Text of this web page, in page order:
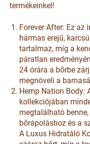
termékeinkel!
Forever After: Ez az
hármas erejű,
tartalmaz, míg a
páratlan
24 órára a bőrbe
megnöveli a
Hemp Nation Body:
kollekciójában
megtalálható
bőrápoláshoz és a
A Luxus Hidratáló